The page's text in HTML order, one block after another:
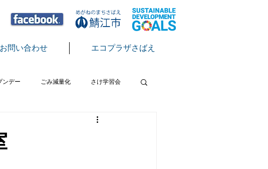
お問い合わせ エコプラザさばえ
ンデー ごみ減量化 さけ学習会